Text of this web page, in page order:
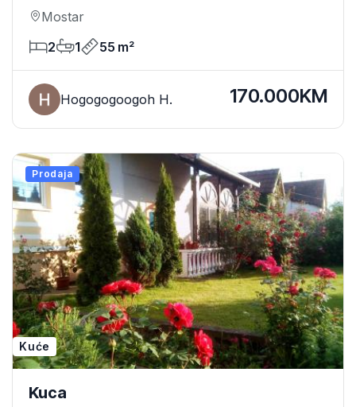
Mostar
2
1 55 m²
Hogogogoogoh H. 170.000KM
Prodaja
Kuće
Kuca